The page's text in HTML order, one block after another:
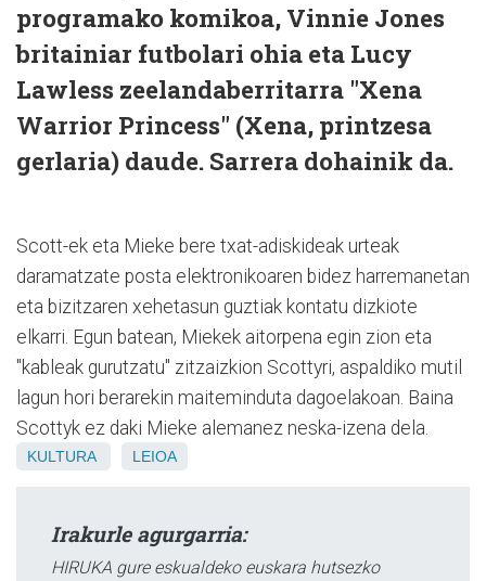
programako komikoa, Vinnie Jones
britainiar futbolari ohia eta Lucy
Lawless zeelandaberritarra "Xena
Warrior Princess" (Xena, printzesa
gerlaria) daude. Sarrera dohainik da.
Scott-ek eta Mieke bere txat-adiskideak urteak
daramatzate posta elektronikoaren bidez harremanetan
eta bizitzaren xehetasun guztiak kontatu dizkiote
elkarri. Egun batean, Miekek aitorpena egin zion eta
"kableak gurutzatu" zitzaizkion Scottyri, aspaldiko mutil
lagun hori berarekin maiteminduta dagoelakoan. Baina
Scottyk ez daki Mieke alemanez neska-izena dela.
KULTURA LEIOA
Irakurle agurgarria:
HIRUKA gure eskualdeko euskara hutsezko